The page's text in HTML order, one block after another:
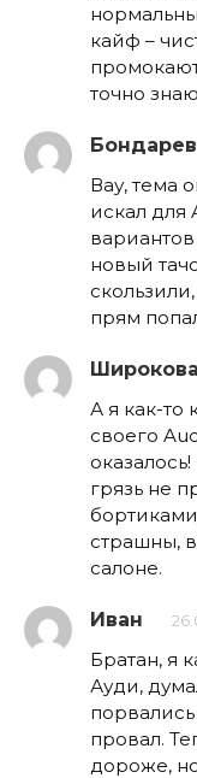
кайф –
точно
Вау, тема
искал для
новый
прям
А я как-то
своего
грязь не
страшны,
салоне.
Иван
Братан, я
Ауди,
провал.
дороже,